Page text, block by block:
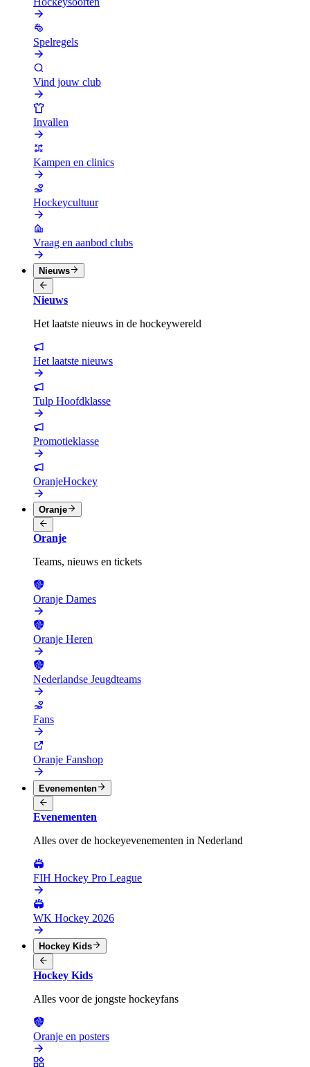
Spelregels
Vind jouw club
Invallen
Kampen en clinics
Hockeycultuur
Vraag en aanbod clubs
Nieuws
Nieuws
Het laatste nieuws in de hockeywereld
Het laatste nieuws
Tulp Hoofdklasse
Promotieklasse
OranjeHockey
Oranje
Oranje
Teams, nieuws en tickets
Oranje Dames
Oranje Heren
Nederlandse Jeugdteams
Fans
Oranje Fanshop
Evenementen
Evenementen
Alles over de hockeyevenementen in Nederland
FIH Hockey Pro League
WK Hockey 2026
Hockey Kids
Hockey Kids
Alles voor de jongste hockeyfans
Oranje en posters